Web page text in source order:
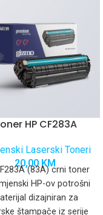
HP CF283A
Laserski Toneri
20,00 KM
(83A) crni toner
HP-ov potrošni
dizajniran za
štampače iz serije